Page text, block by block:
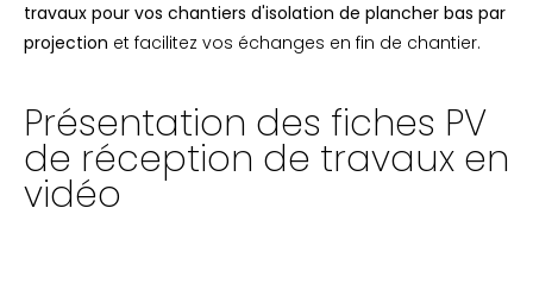
travaux pour vos chantiers d'isolation de plancher bas par
projection et facilitez vos échanges en fin de chantier.
Présentation des fiches PV
de réception de travaux en
vidéo